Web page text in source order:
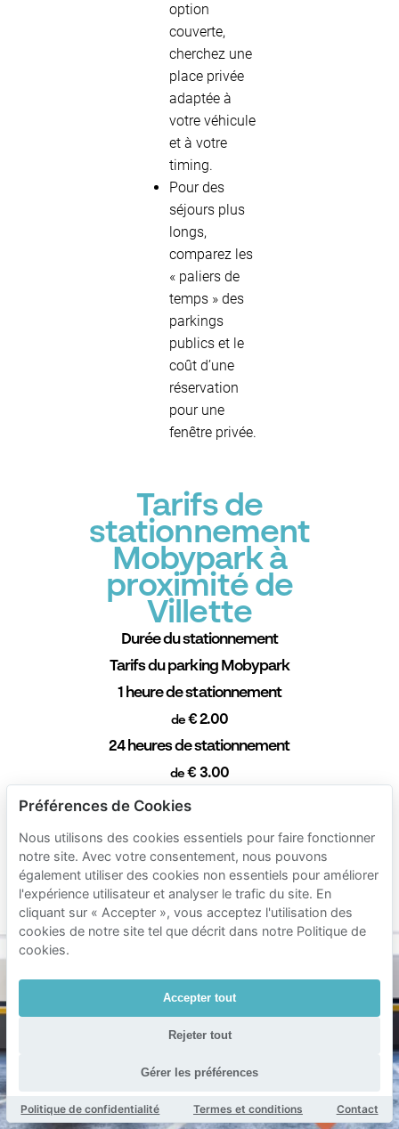
option
couverte,
cherchez une
place privée
adaptée à
votre véhicule
et à votre
timing.
Pour des
séjours plus
longs,
comparez les
« paliers de
temps » des
parkings
publics et le
coût d’une
réservation
pour une
fenêtre privée.
Tarifs de
stationnement
Mobypark à
proximité de
Villette
Durée du stationnement
Tarifs du parking Mobypark
1 heure de stationnement
de€ 2.00
24 heures de stationnement
de € 3.00
1 semaine de stationnement
1 mois de stationnement
de€ 60.00
Durée min. 1 heure
Préférences de Cookies
Nous utilisons des cookies essentiels pour faire fonctionner
notre site. Avec votre consentement, nous pouvons
également utiliser des cookies non essentiels pour améliorer
l'expérience utilisateur et analyser le trafic du site. En
cliquant sur « Accepter », vous acceptez l'utilisation des
cookies de notre site tel que décrit dans notre Politique de
cookies.
Accepter tout
Rejeter tout
Gérer les préférences
Politique de confidentialité Termes et conditions Contact